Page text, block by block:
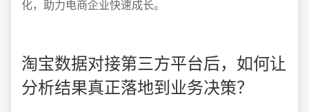
化，助力电商企业快速成长。
淘宝数据对接第三方平台后，如何让
分析结果真正落地到业务决策？